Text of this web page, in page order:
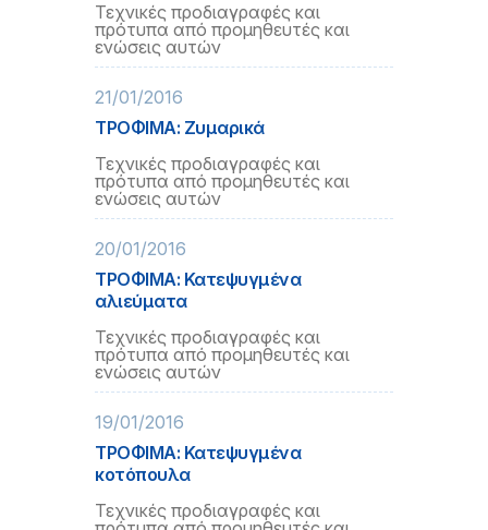
Τεχνικές προδιαγραφές και
πρότυπα από προμηθευτές και
ενώσεις αυτών
21/01/2016
ΤΡΟΦΙΜΑ: Ζυμαρικά
Τεχνικές προδιαγραφές και
πρότυπα από προμηθευτές και
ενώσεις αυτών
20/01/2016
ΤΡΟΦΙΜΑ: Κατεψυγμένα
αλιεύματα
Τεχνικές προδιαγραφές και
πρότυπα από προμηθευτές και
ενώσεις αυτών
19/01/2016
ΤΡΟΦΙΜΑ: Κατεψυγμένα
κοτόπουλα
Τεχνικές προδιαγραφές και